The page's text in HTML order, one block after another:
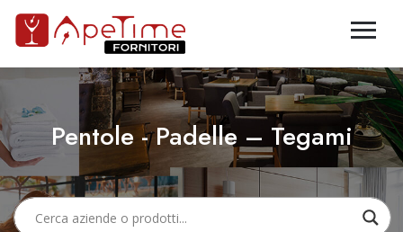
Pentole - Padelle – Tegami